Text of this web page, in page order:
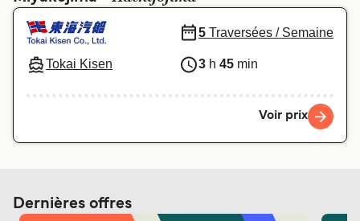
Deutschland Schweiz (DE)
Norge Україна
Indonesia المغرب
Tokai Kisen
5 Traversées / Semaine
3 h 45 min
Voir prix
Dernières offres